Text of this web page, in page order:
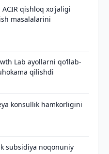
qishloq xo'jaligi
masalalarini
Lab ayollarni qoʻllab-
qilishdi
konsullik hamkorligini
subsidiya noqonuniy